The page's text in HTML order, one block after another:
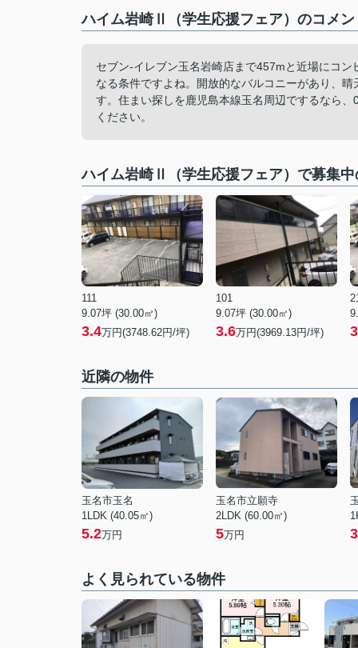
ハイム岩崎Ⅱ（学生応援フェア）のコメ
セブン-イレブン玉名岩崎店まで457mと近場にコ
なる条件ですよね。開放的なバルコニーがあり、
す。住まい探しを鹿児島本線玉名周辺でするなら
ください。
ハイム岩崎Ⅱ（学生応援フェア）で募集中
111
9.07坪 (30.00㎡)
3.4万円(3748.62円/坪)
101
9.07坪 (30.00㎡)
3.6万円(3969.13円/坪)
近隣の物件
玉名市玉名
1LDK (40.05㎡)
5.2万円
玉名市立願寺
2LDK (60.00㎡)
5万円
よく見られている物件